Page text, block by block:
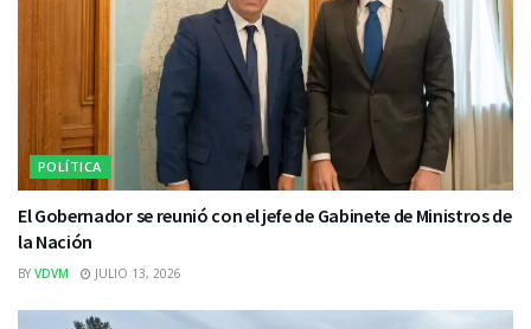
POLÍTICA
El Gobernador se reunió con el jefe de Gabinete de Ministros de
la Nación
BY VDVM JULIO 13, 2026